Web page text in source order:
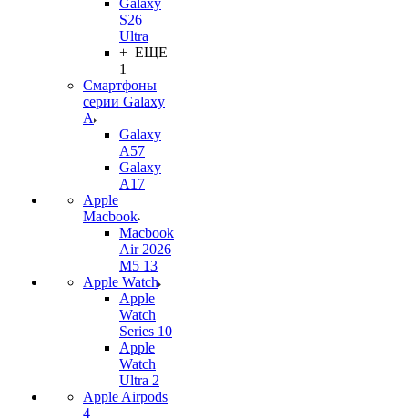
Galaxy
S26
Ultra
+ ЕЩЕ
1
Смартфоны
серии Galaxy
A
Galaxy
A57
Galaxy
A17
Apple
Macbook
Macbook
Air 2026
M5 13
Apple Watch
Apple
Watch
Series 10
Apple
Watch
Ultra 2
Apple Airpods
4